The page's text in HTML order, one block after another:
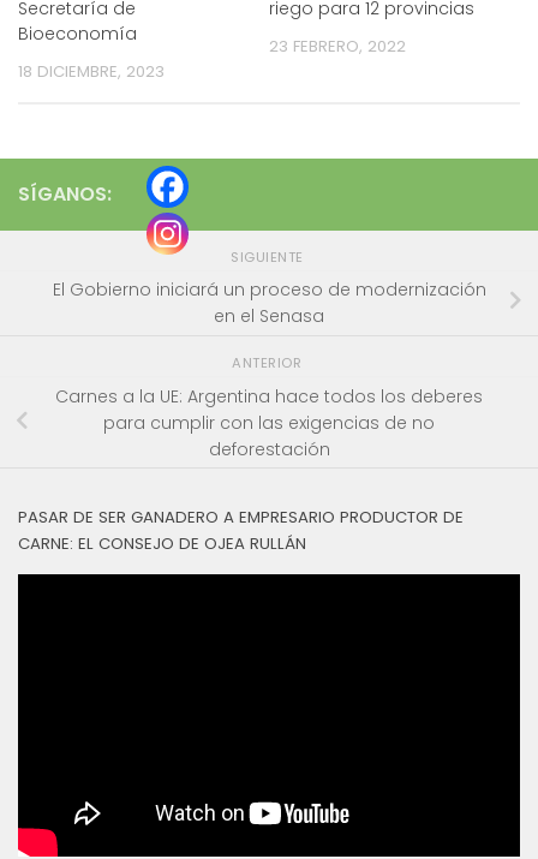
Secretaría de
Bioeconomía
18 DICIEMBRE, 2023
riego para 12 provincias
23 FEBRERO, 2022
SÍGANOS:
SIGUIENTE
El Gobierno iniciará un proceso de modernización
en el Senasa
ANTERIOR
Carnes a la UE: Argentina hace todos los deberes
para cumplir con las exigencias de no
deforestación
PASAR DE SER GANADERO A EMPRESARIO PRODUCTOR DE
CARNE: EL CONSEJO DE OJEA RULLÁN